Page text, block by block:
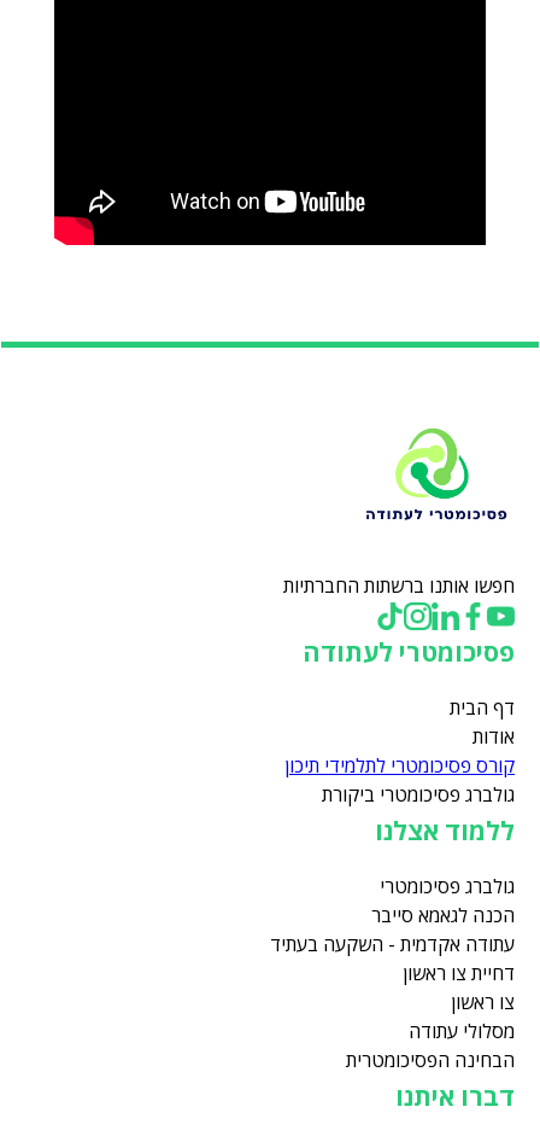
דברו איתנו
ללמוד אצלנו
גולברג פסיכומטרי
הכנה לגאמא סייבר
עתודה אקדמית - השקעה בעתיד
דחיית צו ראשון
צו ראשון
מסלולי עתודה
הבחינה הפסיכומטרית
פסיכומטרי לעתודה
דף הבית
אודות
קורס פסיכומטרי לתלמידי תיכון
גולברג פסיכומטרי ביקורת
חפשו אותנו ברשתות החברתיות